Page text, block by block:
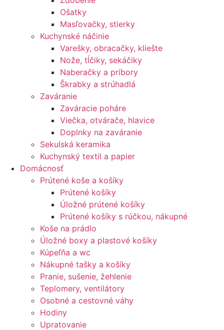
Ošatky
Masľovačky, stierky
Kuchynské náčinie
Varešky, obracačky, kliešte
Nože, tĺčiky, sekáčiky
Naberačky a príbory
Škrabky a strúhadlá
Zaváranie
Zaváracie poháre
Viečka, otvárače, hlavice
Doplnky na zaváranie
Sekulská keramika
Kuchynský textil a papier
Domácnosť
Prútené koše a košíky
Prútené košíky
Úložné prútené košíky
Prútené košíky s rúčkou, nákupné
Koše na prádlo
Úložné boxy a plastové košíky
Kúpeľňa a wc
Nákupné tašky a košíky
Pranie, sušenie, žehlenie
Teplomery, ventilátory
Osobné a cestovné váhy
Hodiny
Upratovanie